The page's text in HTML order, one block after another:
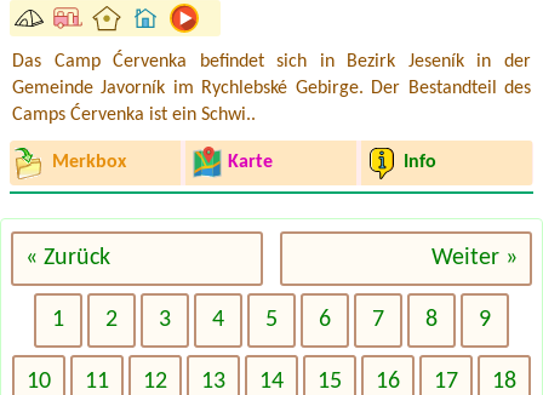
Das Camp Ćervenka befindet sich in Bezirk Jeseník in der
Gemeinde Javorník im Rychlebské Gebirge. Der Bestandteil des
Camps Ćervenka ist ein Schwi..
Merkbox Karte Info
« Zurück Weiter »
1 2 3 4 5 6 7 8 9
10 11 12 13 14 15 16 17 18